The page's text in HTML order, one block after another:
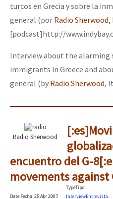
turcos en Grecia y sobre la
general (por Radio Sherwood,
[podcast]http://
Interview about the alarming
immigrants in Greece and
general (by Radio Sherwood,
Radio Sherwood
encuentro del G-
movements against
DateFecha: 25 Abr 2007
TypeTipo:
InterviewEntrevista